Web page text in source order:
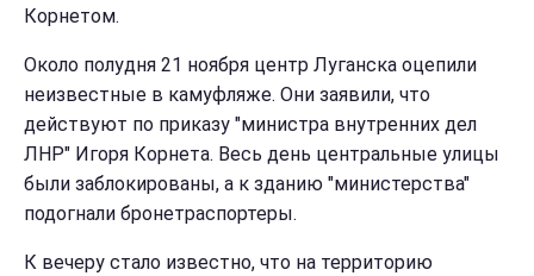
Корнетом.
Около полудня 21 ноября центр Луганска оцепили
неизвестные в камуфляже. Они заявили, что
действуют по приказу "министра внутренних дел
ЛНР" Игоря Корнета. Весь день центральные улицы
были заблокированы, а к зданию "министерства"
подогнали бронетраспортеры.
К вечеру стало известно, что на территорию